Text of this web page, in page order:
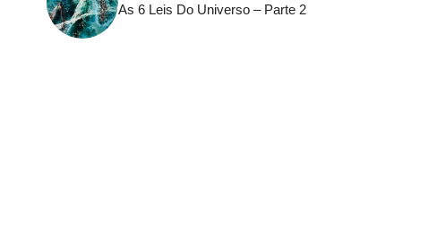
As 6 Leis Do Universo – Parte 2